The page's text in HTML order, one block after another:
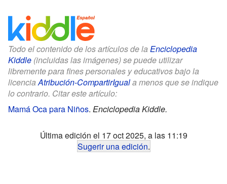
Todo el contenido de los artículos de la Enciclopedia
Kiddle (incluidas las imágenes) se puede utilizar
libremente para fines personales y educativos bajo la
licenciaAtribución-CompartirIguala menos que se indique
lo contrario. Citar este artículo:
Mamá Oca para Niños. Enciclopedia Kiddle.
Última edición el 17 oct 2025, a las 11:19
Sugerir una edición.